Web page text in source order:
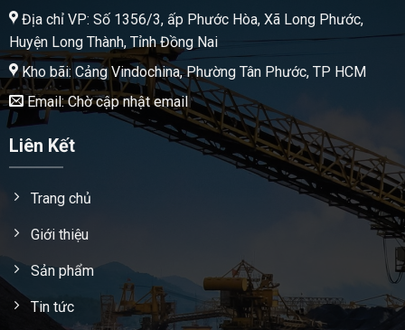
Địa chỉ VP: Số 1356/3, ấp Phước Hòa, Xã Long Phước,
Huyện Long Thành, Tỉnh Đồng Nai
Kho bãi: Cảng Vindochina, Phường Tân Phước, TP HCM
Email: Chờ cập nhật email
Liên Kết
Trang chủ
Giới thiệu
Sản phẩm
Tin tức